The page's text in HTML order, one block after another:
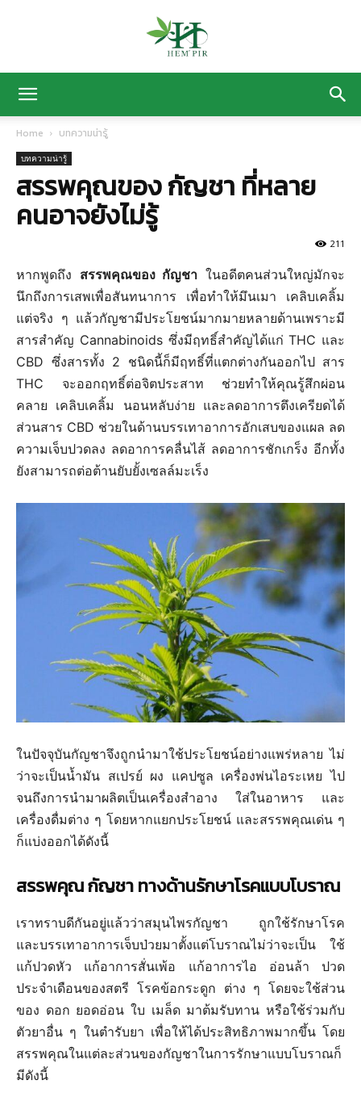
ปลูก
กัญ
และ
กัญชา
เชิง
พาณิชย์
Home บทความน่ารู้
บทความน่ารู้
สรรพคุณของ กัญชา ที่หลาย
คนอาจยังไม่รู้
211
หากพูดถึง สรรพคุณของ กัญชา ในอดีตคนส่วนใหญ่มักจะ
นึกถึงการเสพเพื่อสันทนาการ เพื่อทำให้มึนเมา เคลิบเคลิ้ม
แต่จริง ๆ แล้วกัญชามีประโยชน์มากมายหลายด้านเพราะมี
สารสำคัญ Cannabinoids ซึ่งมีฤทธิ์สำคัญได้แก่ THC และ
CBD ซึ่งสารทั้ง 2 ชนิดนี้ก็มีฤทธิ์ที่แตกต่างกันออกไป สาร
THC จะออกฤทธิ์ต่อจิตประสาท ช่วยทำให้คุณรู้สึกผ่อน
คลาย เคลิบเคลิ้ม นอนหลับง่าย และลดอาการตึงเครียดได้
ส่วนสาร CBD ช่วยในด้านบรรเทาอาการอักเสบของแผล ลด
ความเจ็บปวดลง ลดอาการคลื่นไส้ ลดอาการชักเกร็ง อีกทั้ง
ยังสามารถต่อต้านยับยั้งเซลล์มะเร็ง
ในปัจจุบันกัญชาจึงถูกนำมาใช้ประโยชน์อย่างแพร่หลาย ไม่
ว่าจะเป็นน้ำมัน สเปรย์ ผง แคปซูล เครื่องพ่นไอระเหย ไป
จนถึงการนำมาผลิตเป็นเครื่องสำอาง ใส่ในอาหาร และ
เครื่องดื่มต่าง ๆ โดยหากแยกประโยชน์ และสรรพคุณเด่น ๆ
ก็แบ่งออกได้ดังนี้
สรรพคุณ กัญชาทางด้านรักษาโรคแบบโบราณ
เราทราบดีกันอยู่แล้วว่าสมุนไพรกัญชา ถูกใช้รักษาโรค
และบรรเทาอาการเจ็บป่วยมาตั้งแต่โบราณไม่ว่าจะเป็น ใช้
แก้ปวดหัว แก้อาการสั่นเพ้อ แก้อาการไอ อ่อนล้า ปวด
ประจำเดือนของสตรี โรคข้อกระดูก ต่าง ๆ โดยจะใช้ส่วน
ของ ดอก ยอดอ่อน ใบ เมล็ด มาต้มรับทาน หรือใช้ร่วมกับ
ตัวยาอื่น ๆ ในตำรับยา เพื่อให้ได้ประสิทธิภาพมากขึ้น โดย
สรรพคุณในแต่ละส่วนของกัญชาในการรักษาแบบโบราณก็
มีดังนี้